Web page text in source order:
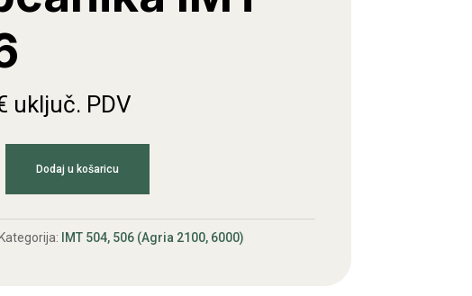
uključ. PDV
Dodaj u košaricu
Kategorija: IMT 504, 506 (Agria 2100, 6000)